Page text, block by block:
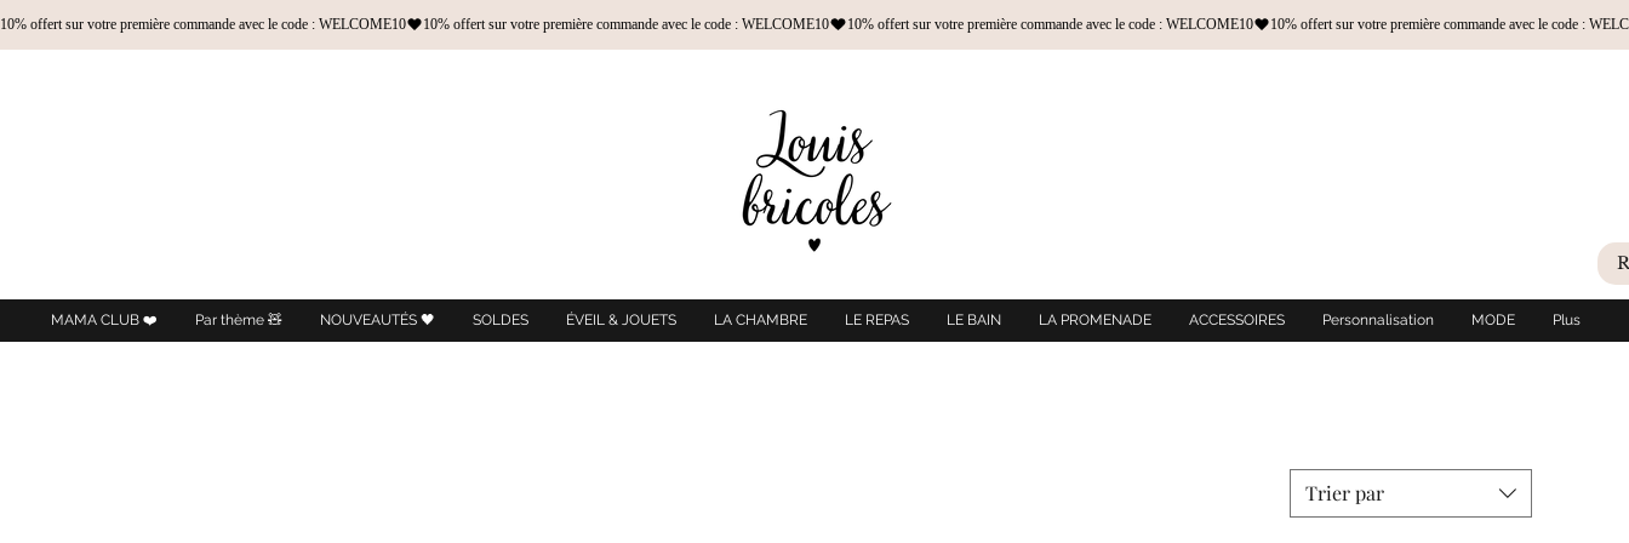
10% offert sur votre première commande avec le code : WELCOME10
MAMA CLUB ❤️ Par thème 🧸 NOUVEAUTÉS 🖤 SOLDES ÉVEIL & JOUETS LA CHAMBRE LE REPAS LE BAIN LA PROMENADE ACCESSOIRES Personnalisation MODE Plus
Trier par